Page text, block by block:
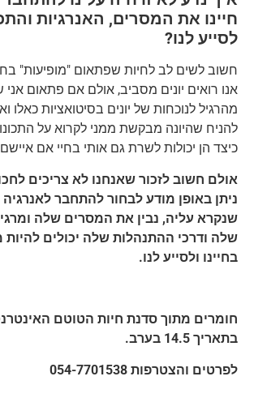
חיינו את המסרים, האנרגיות
לסייע לנו?
חשוב לשים לב לחיות שפתאום "מופיעות"
אנו רואים יונים מסביב, אולם אם פתאום
מהרגיל לנוכחות של יונים בסיטואציות כאלו
להניח שהיונה מבקשת ממני לקרוא על
כיצד הן יכולות לשרת גם אותי בחיי אם
אולם חשוב לזכור שאנחנו לא צריכים
ניתן באופן מודע לבחור להתחבר
שנקרא עליה, נבין את המסרים שלה
שלה ודרכי ההתנהלות שלה יכולים להיות
בחיינו ולסייע לנו.
חומרים מתוך סדנת חיות הטוטם
בתאריך 14.5 בערב.
לפרטים והצטרפות 054-7701538